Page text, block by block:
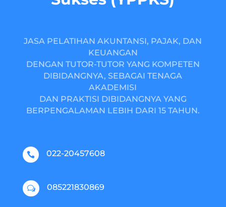
JASA PELATIHAN AKUNTANSI, PAJAK, DAN
KEUANGAN
DENGAN TUTOR-TUTOR YANG KOMPETEN
DIBIDANGNYA, SEBAGAI TENAGA
AKADEMISI
DAN PRAKTISI DIBIDANGNYA YANG
BERPENGALAMAN LEBIH DARI 15 TAHUN.
 022-20457608
w 085221830869